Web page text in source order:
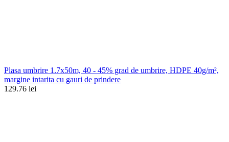
Plasa umbrire 1.7x50m, 40 - 45% grad de umbrire, HDPE 40g/m²,
margine intarita cu gauri de prindere
129.76 lei